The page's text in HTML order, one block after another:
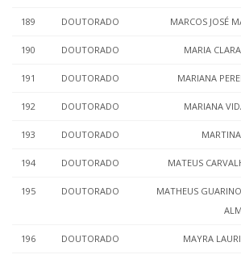
189 DOUTORADO MARCOS JOSÉ
190 DOUTORADO MARIA
191 DOUTORADO MARIANA
192 DOUTORADO MARIANA
193 DOUTORADO
194 DOUTORADO MATEUS
195 DOUTORADO
MATHEUS
196 DOUTORADO MAYRA